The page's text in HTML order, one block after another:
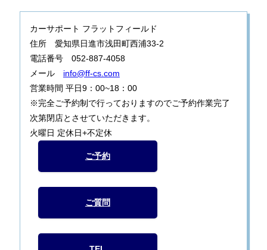
カーサポート フラットフィールド
住所 愛知県日進市浅田町西浦33-2
電話番号 052-887-4058
メール info@ff-cs.com
営業時間 平日9：00~18：00
※完全ご予約制で行っておりますのでご予約作業完了
次第閉店とさせていただきます。
火曜日 定休日+不定休
ご予約
ご質問